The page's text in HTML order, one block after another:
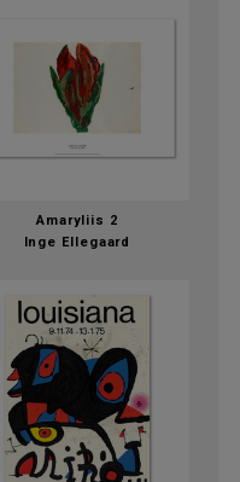
Amaryliis 2
Inge Ellegaard